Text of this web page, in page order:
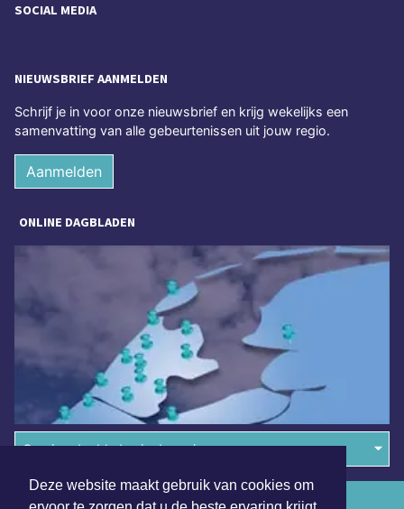
Deze website maakt gebruik van cookies om
SOCIAL MEDIA
NIEUWSBRIEF AANMELDEN
Schrijf je in voor onze nieuwsbrief en krijg wekelijks een
samenvatting van alle gebeurtenissen uit jouw regio.
Aanmelden
ONLINE DAGBLADEN
Overige dagbladen in de regio
Algemene voorwaarden